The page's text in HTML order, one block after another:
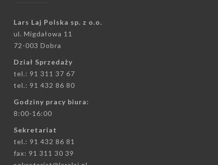
Lars Laj Polska sp. z o.o.
ul. Migdałowa 11
72-003 Dobra
Dział Sprzedaży
tel.: 91 311 37 67
tel.: 91 432 86 80
Godziny pracy biura:
8:00-16:00
Sekretariat
tel.: 91 432 86 81
fax: 91 311 30 39